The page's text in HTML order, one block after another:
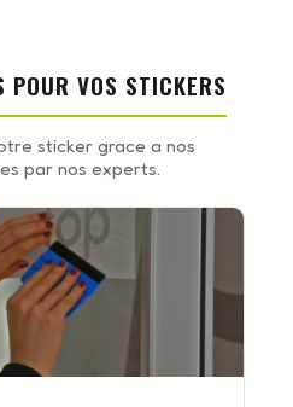
POUR VOS STICKERS
sticker grace a nos
par nos experts.